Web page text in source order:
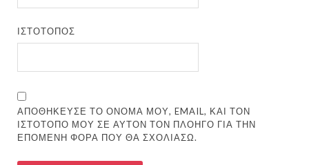
ΙΣΤΌΤΟΠΟΣ
ΑΠΟΘΉΚΕΥΣΕ ΤΟ ΌΝΟΜΆ ΜΟΥ, EMAIL, ΚΑΙ ΤΟΝ
ΙΣΤΌΤΟΠΟ ΜΟΥ ΣΕ ΑΥΤΌΝ ΤΟΝ ΠΛΟΗΓΌ ΓΙΑ ΤΗΝ
ΕΠΌΜΕΝΗ ΦΟΡΆ ΠΟΥ ΘΑ ΣΧΟΛΙΆΣΩ.